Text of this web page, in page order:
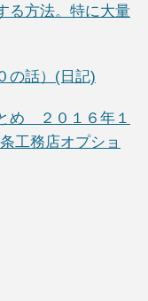
る方法。特に大量
の話）(日記)
め ２０１６年１
工務店オプショ